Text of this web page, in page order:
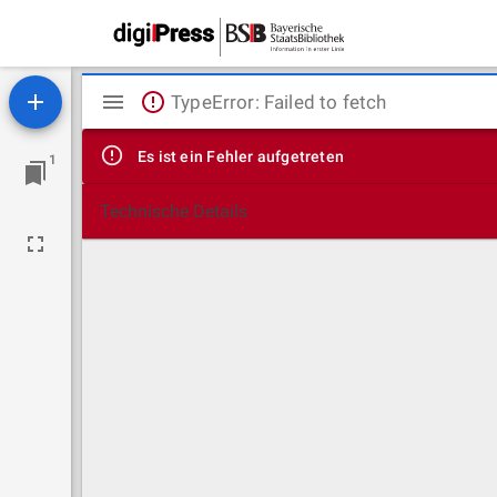
1
Mirador
Viewer
TypeError: Failed to fetch
Es ist ein Fehler aufgetreten
Technische Details